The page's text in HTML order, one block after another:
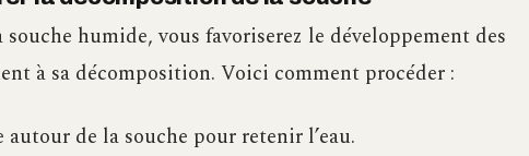
humide, vous favoriserez le développement des
à sa décomposition. Voici comment procéder :
de la souche pour retenir l’eau.